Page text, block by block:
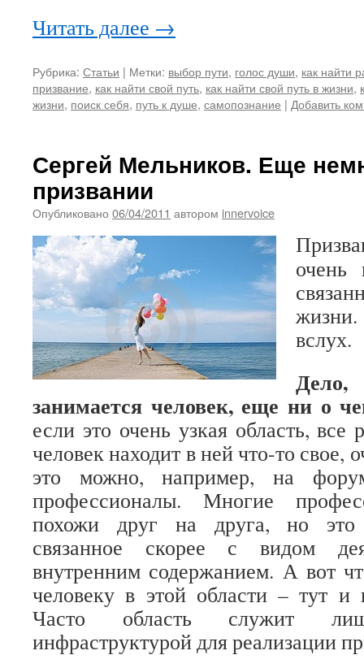
Читать далее →
Рубрика: Статьи | Метки: выбор пути, голос души, как найти
призвание, как найти свой путь, как найти свой путь в жизни,
жизни, поиск себя, путь к душе, самопознание | Добавить
Сергей Мельников. Еще
призвании
Опубликовано 06/04/2011 автором innervoice
очень
вслух.
занимается человек, еще ни о
если это очень узкая область,
человек находит в ней что-то свое,
это можно, например, на
профессионалы. Многие
похожи друг на друга, но это
связанное скорее с видом
внутренним содержанием. А вот
человеку в этой области – тут и
Часто область служит
инфраструктурой для реализации